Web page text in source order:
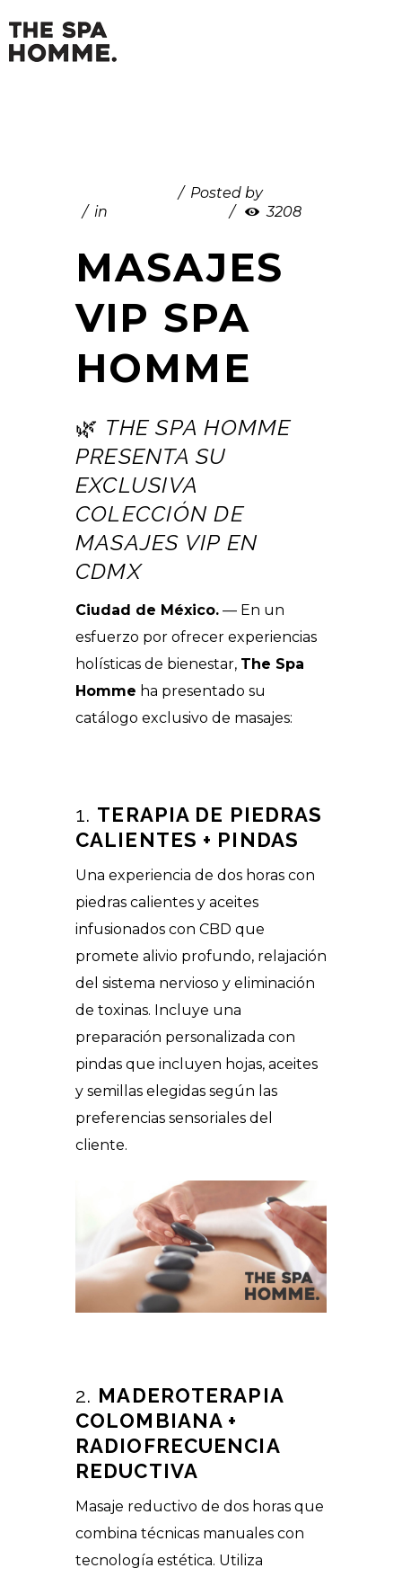
Posted by
in
3208
MASAJES
VIP SPA
HOMME
🌿 THE SPA HOMME
PRESENTA SU
EXCLUSIVA
COLECCIÓN DE
MASAJES VIP EN
CDMX
Ciudad de México. — En un
esfuerzo por ofrecer experiencias
holísticas de bienestar, The Spa
Homme ha presentado su
catálogo exclusivo de masajes:
1. TERAPIA DE PIEDRAS
CALIENTES + PINDAS
Una experiencia de dos horas con
piedras calientes y aceites
infusionados con CBD que
promete alivio profundo, relajación
del sistema nervioso y eliminación
de toxinas. Incluye una
preparación personalizada con
pindas que incluyen hojas, aceites
y semillas elegidas según las
preferencias sensoriales del
cliente.
2. MADEROTERAPIA
COLOMBIANA +
RADIOFRECUENCIA
REDUCTIVA
Masaje reductivo de dos horas que
combina técnicas manuales con
tecnología estética. Utiliza